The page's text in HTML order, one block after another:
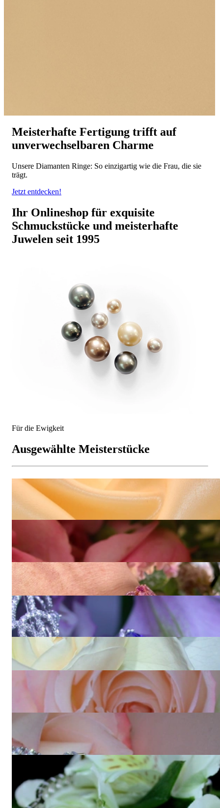
Meisterhafte Fertigung trifft auf
unverwechselbaren Charme
Unsere Diamanten Ringe: So einzigartig wie die Frau, die sie
trägt.
Jetzt entdecken!
Ihr Onlineshop für exquisite
Schmuckstücke und meisterhafte
Juwelen seit 1995
Für die Ewigkeit
Ausgewählte Meisterstücke
Prachtvolle Saphir Smaragd Ohrgehänge im Blüten Design
Preis auf Anfrage
High Jewelry: Einzigartiger kolumbianischer Smaragd Ring
(Muzo Green, Minor Oil)
230.320,00 €
High Jewelry: Spektakuläres Pink Saphir Armband (115,07 ct.)
76.180,00 €
Luxuriöses AAA Tansanit Collier mit Brillanten (15,88 ct.)
Preis auf Anfrage
Prachtvoller Memory Ring mit Brillanten (10.60 ct.)
64.070,00 €
Erlesene Brillanten Ohrstecker mit Princess & Baguette
Exzellenter Brillanten Schlüssel Anhänger mit gelben
Diamanten
27.190,00 €
Hochkarätiger Brillanten Armreif mit Princess und Baguette
42.730,00 €